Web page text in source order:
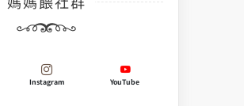
Instagram YouTube